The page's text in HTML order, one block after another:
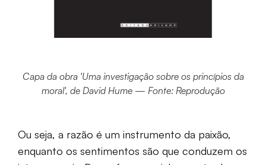
Capa da obra 'Uma investigação sobre os princípios da
moral', de David Hume — Fonte: Reprodução
Ou seja, a razão é um instrumento da paixão,
enquanto os sentimentos são que conduzem os